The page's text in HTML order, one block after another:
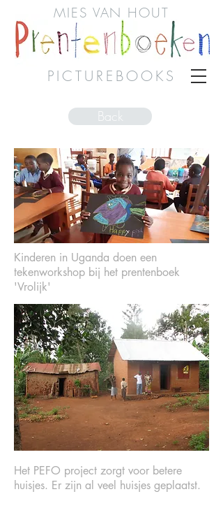
PICTUREBOOKS
MIES VAN HOUT
Back
Kinderen in Uganda doen een
tekenworkshop bij het prentenboek
'Vrolijk'
Het PEFO project zorgt voor betere
huisjes. Er zijn al veel huisjes geplaatst.